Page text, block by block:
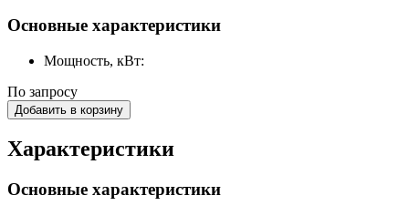
Основные характеристики
Мощность, кВт:
По запросу
Добавить в корзину
Характеристики
Основные характеристики